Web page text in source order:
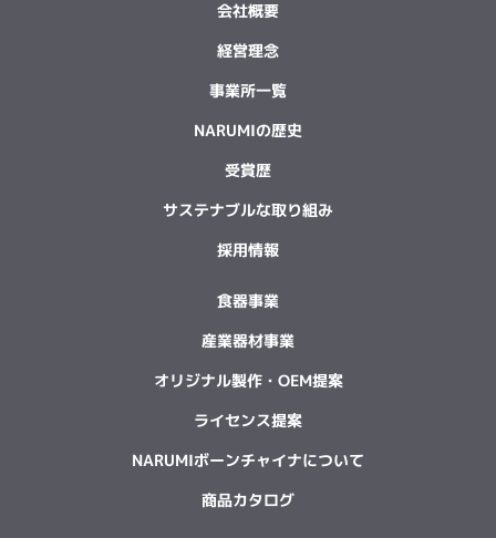
会社概要
経営理念
事業所一覧
NARUMIの歴史
受賞歴
サステナブルな取り組み
採用情報
食器事業
産業器材事業
オリジナル製作・OEM提案
ライセンス提案
NARUMIボーンチャイナについて
商品カタログ